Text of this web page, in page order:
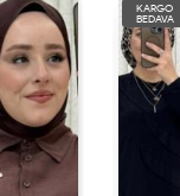
KARGO
BEDAVA